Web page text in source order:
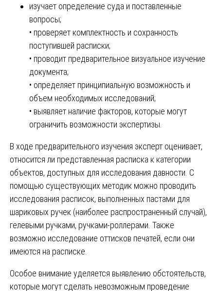
изучает определение суда и поставленные
вопросы;
• проверяет комплектность и сохранность
поступившей расписки;
• проводит предварительное визуальное изучение
документа;
• определяет принципиальную возможность и
объем необходимых исследований;
• выявляет наличие факторов, которые могут
ограничить возможности экспертизы.
В ходе предварительного изучения эксперт оценивает,
относится ли представленная расписка к категории
объектов, доступных для исследования давности. С
помощью существующих методик можно проводить
исследования расписок, выполненных пастами для
шариковых ручек (наиболее распространенный случай),
гелевыми ручками, ручками-роллерами. Также
возможно исследование оттисков печатей, если они
имеются на расписке.
Особое внимание уделяется выявлению обстоятельств,
которые могут сделать невозможным проведение